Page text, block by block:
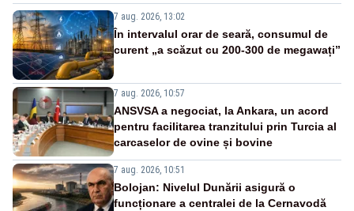
7 aug. 2026, 13:02
În intervalul orar de seară, consumul de
curent „a scăzut cu 200-300 de megawați”
7 aug. 2026, 10:57
ANSVSA a negociat, la Ankara, un acord
pentru facilitarea tranzitului prin Turcia al
carcaselor de ovine și bovine
7 aug. 2026, 10:51
Bolojan: Nivelul Dunării asigură o
funcționare a centralei de la Cernavodă